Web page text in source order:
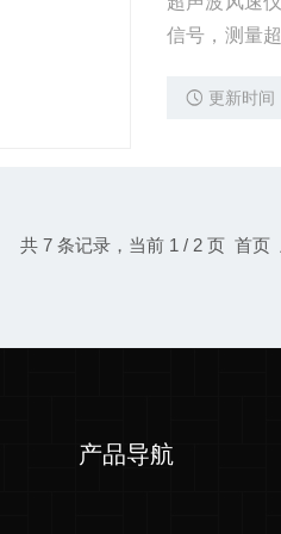
信号，测量
更新时间
共 7 条记录，当前 1 / 2 页 首页
产品导航